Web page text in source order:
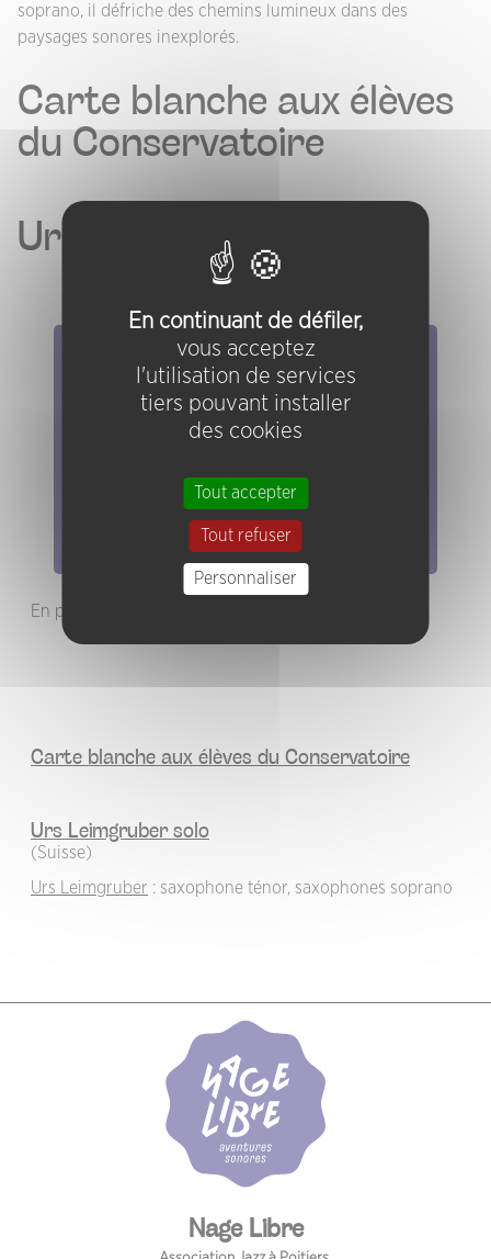
soprano, il défriche des chemins lumineux dans des
paysages sonores inexplorés.
Carte blanche aux élèves
du Conservatoire
Urs Leimgruber solo
Elles/ils ont joué chez nous
Evénements
En partenariat avec le CNR
Carte blanche aux élèves du Conservatoire
Urs Leimgruber solo
(Suisse)
Urs Leimgruber : saxophone ténor, saxophones soprano
Nage Libre
En continuant de défiler,
vous acceptez
l'utilisation de services
tiers pouvant installer
des cookies
Tout accepter
Tout refuser
Personnaliser